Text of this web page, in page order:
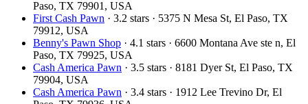
Paso, TX 79901, USA
First Cash Pawn · 3.2 stars · 5375 N Mesa St, El Paso, TX
79912, USA
Benny's Pawn Shop · 4.1 stars · 6600 Montana Ave ste n, El
Paso, TX 79925, USA
Cash America Pawn · 3.5 stars · 8181 Dyer St, El Paso, TX
79904, USA
Cash America Pawn · 3.4 stars · 1912 Lee Trevino Dr, El